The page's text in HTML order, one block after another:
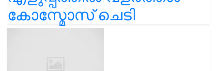
കോസ്മോസ് ചെടി